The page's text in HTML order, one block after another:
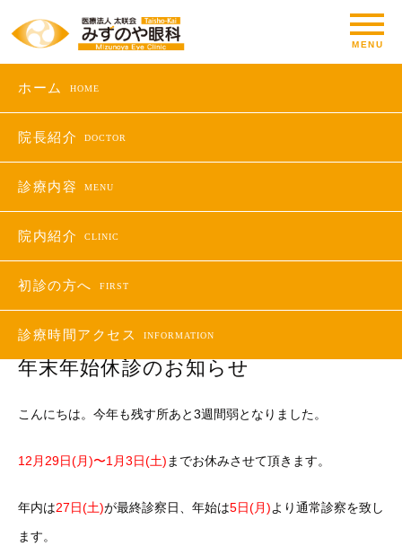
ホーム HOME
院長紹介 DOCTOR
診療内容 MENU
院内紹介 CLINIC
初診の方へ FIRST
診療時間 アクセス INFORMATION
HOME お知らせ
年末年始休診のお知らせ
こんにちは。今年も残す所あと3週間弱となりました。
12月29日(月)〜1月3日(土) までお休みさせて頂きます。
年内は27日(土)が最終診察日、年始は5日(月)より通常診察を致し
ます。